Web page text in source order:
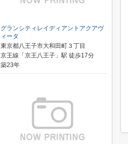
グランシティレイディアントアクアヴ
ィータ
東京都八王子市大和田町３丁目
京王線「京王八王子」駅 徒歩17分
築23年